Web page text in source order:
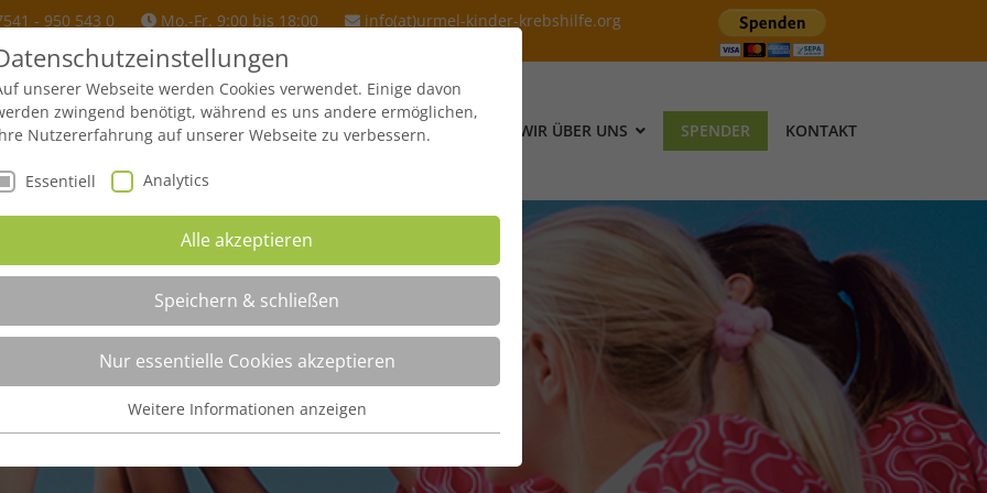
- 950 543 0 Mo.-Fr. 9:00 bis 18:00 info(at)urmel-kinder-krebshilfe.org
URMEL FERIENHAUS SPENDEN & HILFE BETROFFENE WIR ÜBER UNS SPENDER KONTAKT
Spender
unserer Webseite werden Cookies verwendet. Einige davon
zwingend benötigt, während es uns andere ermöglichen,
Nutzererfahrung auf unserer Webseite zu verbessern.
Essentiell Analytics
Alle akzeptieren
Speichern & schließen
Nur essentielle Cookies akzeptieren
Webseite benötigt. Dadurch ist gewährleistet, dass die Webseite
Weitere Informationen anzeigen